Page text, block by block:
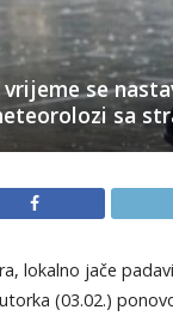
se
sa
lokalno jače
(03.02.)